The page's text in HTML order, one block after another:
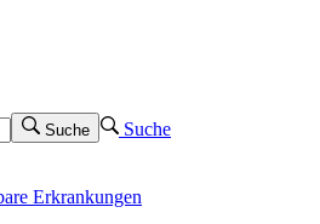
Suche Suche
Erkrankungen